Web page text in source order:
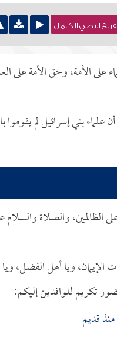
النصي الكامل
وحق الأمة على
بني إسرائيل لم
الظالمين، والصلاة والسلام
الإيمان، ويا أهل الفضل،
تكريم للوافدين إليكم:
قديم